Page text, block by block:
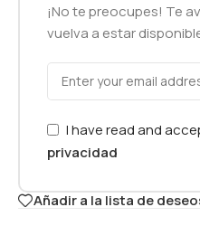
¡No te preocupes! Te
vuelva a estar
I have read and
privacidad
Añadir a la lista de